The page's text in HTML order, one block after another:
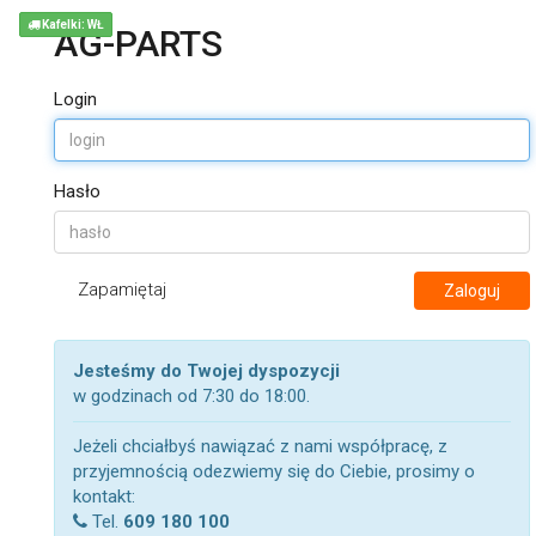
AG-PARTS
Login
Hasło
Zapamiętaj Zaloguj
Jesteśmy do Twojej dyspozycji
w godzinach od 7:30 do 18:00.
Jeżeli chciałbyś nawiązać z nami współpracę, z
przyjemnością odezwiemy się do Ciebie, prosimy o
kontakt:
Tel. 609 180 100
Kafelki: WŁ